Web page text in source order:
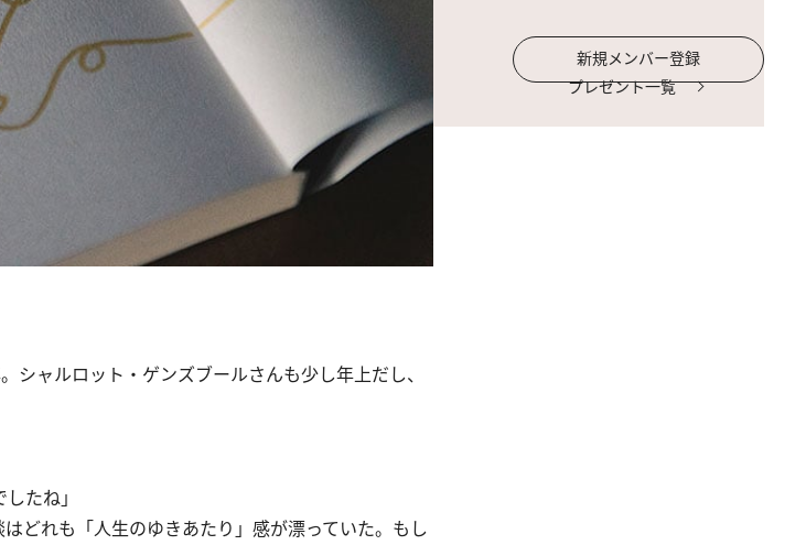
ャルロット・ゲンズブールさんも少し年上だし、
たね」
どれも「人生のゆきあたり」感が漂っていた。もし
新規メンバー登録
プレゼント一覧